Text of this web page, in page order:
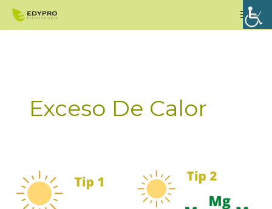
Exceso De Calor